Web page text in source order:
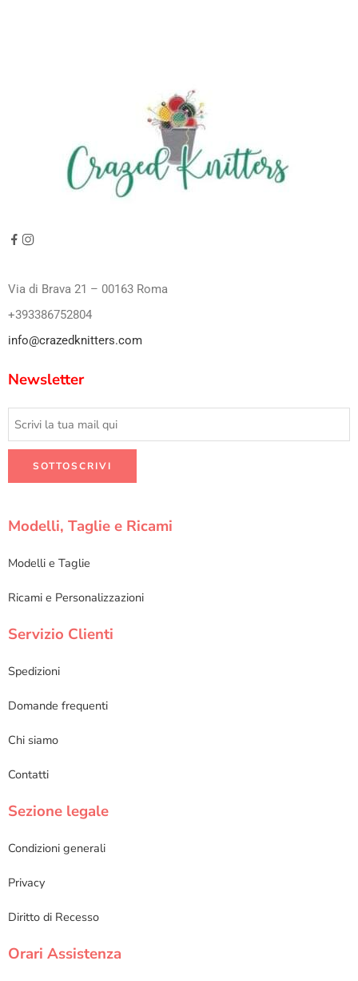
Via di Brava 21 – 00163 Roma
+393386752804
info@crazedknitters.com
Newsletter
Modelli, Taglie e Ricami
Modelli e Taglie
Ricami e Personalizzazioni
Servizio Clienti
Spedizioni
Domande frequenti
Chi siamo
Contatti
Sezione legale
Condizioni generali
Privacy
Diritto di Recesso
Orari Assistenza